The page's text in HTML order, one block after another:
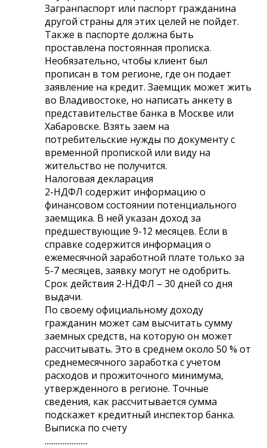
Загранпаспорт или паспорт гражданина
другой страны для этих целей не пойдет.
Также в паспорте должна быть
проставлена постоянная прописка.
Необязательно, чтобы клиент был
прописан в том регионе, где он подает
заявление на кредит. Заемщик может жить
во Владивостоке, но написать анкету в
представительстве банка в Москве или
Хабаровске. Взять заем на
потребительские нужды по документу с
временной пропиской или виду на
жительство не получится.
Налоговая декларация
2-НДФЛ содержит информацию о
финансовом состоянии потенциального
заемщика. В ней указан доход за
предшествующие 9-12 месяцев. Если в
справке содержится информация о
ежемесячной заработной плате только за
5-7 месяцев, заявку могут не одобрить.
Срок действия 2-НДФЛ – 30 дней со дня
выдачи.
По своему официальному доходу
гражданин может сам высчитать сумму
заемных средств, на которую он может
рассчитывать. Это в среднем около 50 % от
среднемесячного заработка с учетом
расходов и прожиточного минимума,
утвержденного в регионе. Точные
сведения, как рассчитывается сумма
подскажет кредитный инспектор банка.
Выписка по счету
........................